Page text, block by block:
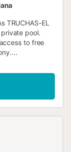
TRUCHAS-EL
pool.
to free